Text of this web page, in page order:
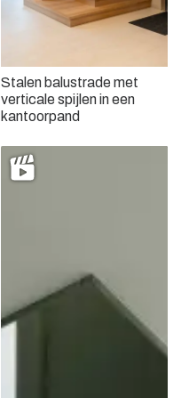
Stalen balustrade met
verticale spijlen in een
kantoorpand